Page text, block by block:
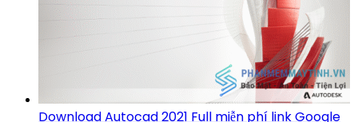
Download Autocad 2021 Full miễn phí link Google